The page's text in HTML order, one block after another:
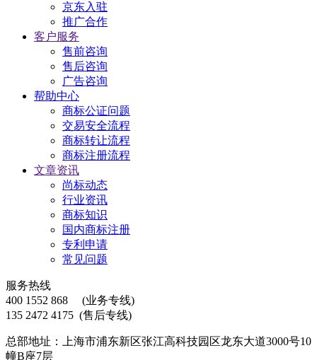
京东入驻
推广合作
客户服务
售前咨询
售后咨询
广告咨询
帮助中心
商标公证问题
交易安全流程
商标转让流程
商标注册流程
文章资讯
尚标动态
行业资讯
商标知识
国内商标注册
专利申请
常见问题
服务热线
400 1552 868
(业务专线)
135 2472 4175 (售后专线)
总部地址：上海市浦东新区张江高科技园区龙东大道3000号10
幢B座7层